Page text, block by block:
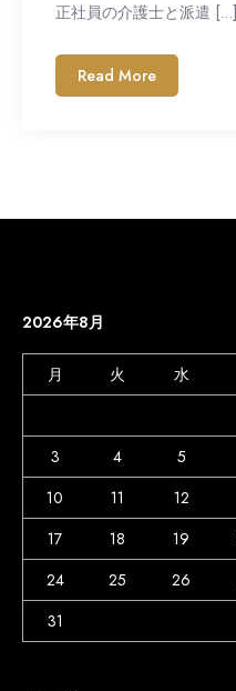
正社員の介護士と派遣 […]
Read More
2026年8月
月 火 水
3
4 5
10
11 12
17
18 19
24
25 26
31